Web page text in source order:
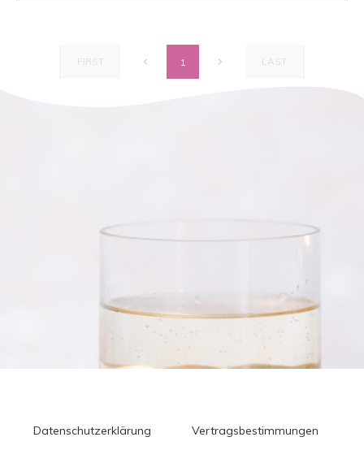
FIRST 1 LAST
Datenschutzerklärung
Vertragsbestimmungen